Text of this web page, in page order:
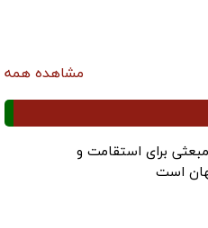
مشاهده همه
برای استقامت و
است